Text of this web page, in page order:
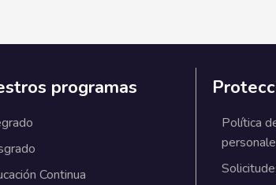
programas
Continua
Política